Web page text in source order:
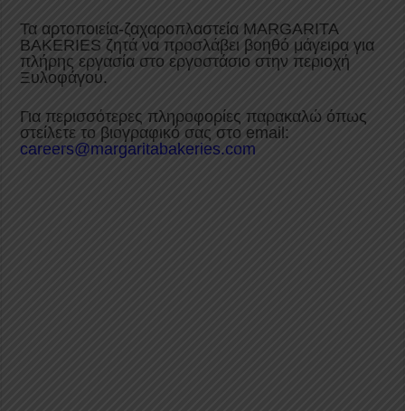
Τα αρτοποιεία-ζαχαροπλαστεία MARGARITA
BAKERIES ζητά να προσλάβει βοηθό μάγειρα για
πλήρης εργασία στο εργοστάσιο στην περιοχή
Ξυλοφάγου.
Για περισσότερες πληροφορίες παρακαλώ όπως
στείλετε το βιογραφικό σας στο email:
careers@margaritabakeries.com